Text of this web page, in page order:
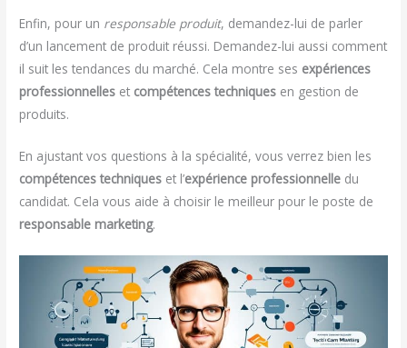
Enfin, pour un responsable produit, demandez-lui de parler
d’un lancement de produit réussi. Demandez-lui aussi comment
il suit les tendances du marché. Cela montre ses expériences
professionnelles et compétences techniques en gestion de
produits.
En ajustant vos questions à la spécialité, vous verrez bien les
compétences techniques et l’expérience professionnelle du
candidat. Cela vous aide à choisir le meilleur pour le poste de
responsable marketing.